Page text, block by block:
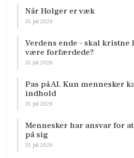
Når Holger er væk
31. jul 2026
Verdens ende – skal
være forfærdede?
31. jul 2026
Pas på AI. Kun mennesker
indhold
31. jul 2026
Mennesker har ansvar for
på sig
31. jul 2026